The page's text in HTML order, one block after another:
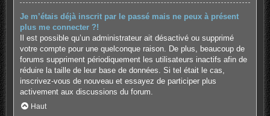
Je m’étais déjà inscrit par le passé mais ne peux à présent
plus me connecter ?!
Il est possible qu’un administrateur ait désactivé ou supprimé
votre compte pour une quelconque raison. De plus, beaucoup de
forums suppriment périodiquement les utilisateurs inactifs afin de
réduire la taille de leur base de données. Si tel était le cas,
inscrivez-vous de nouveau et essayez de participer plus
activement aux discussions du forum.
Haut